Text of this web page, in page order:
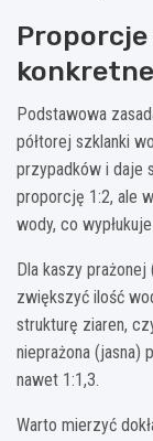
Proporcje
Podstawowa
półtorej szklanki
przypadków i daje
proporcję 1:2, ale
wody, co
Dla kaszy
zwiększyć ilość
strukturę ziaren,
nieprażona
nawet 1:1,3.
Warto mierzyć